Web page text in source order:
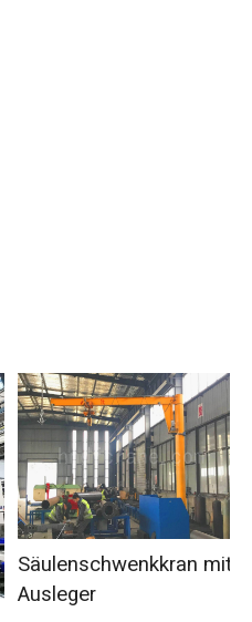
Säulenschwenkkran mit
Ausleger